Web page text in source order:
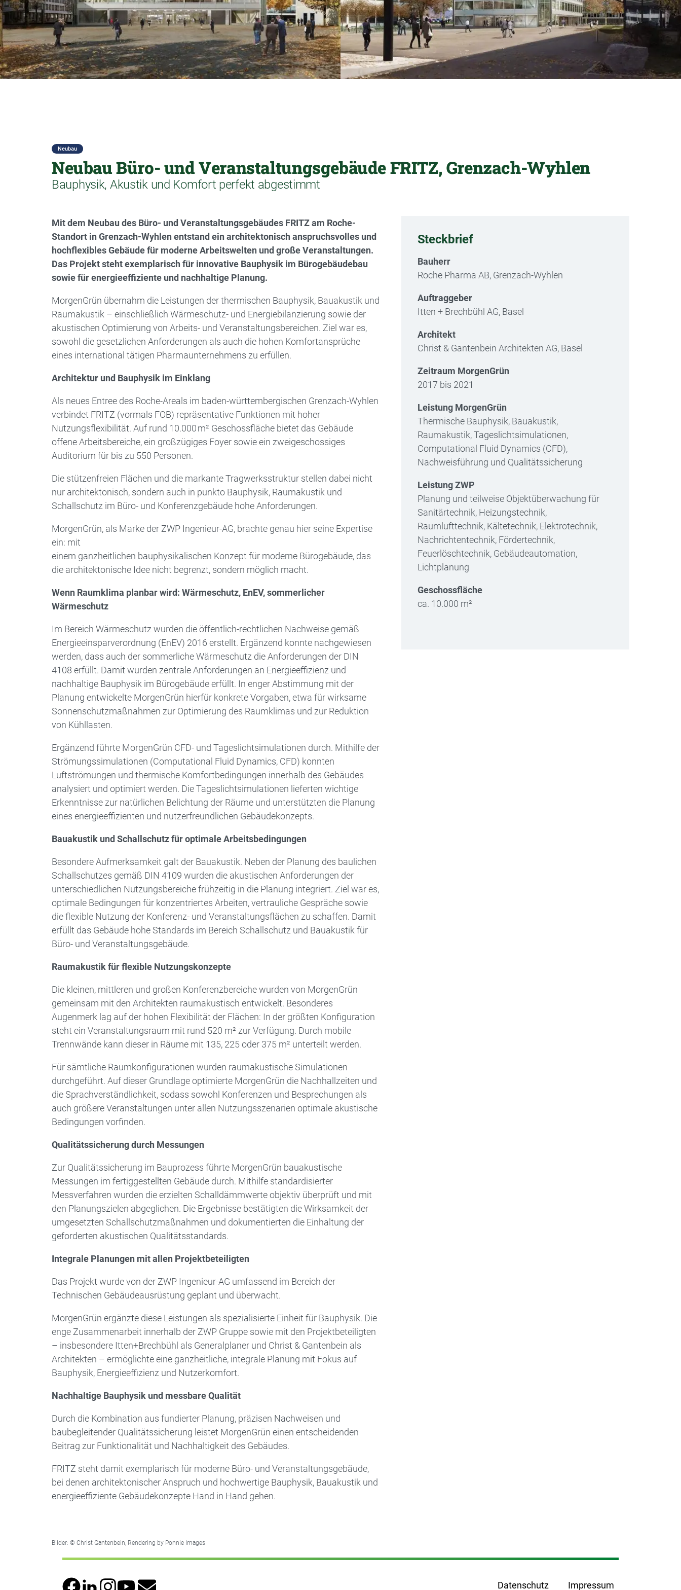
Neubau
Neubau Büro- und Veranstaltungsgebäude FRITZ, Grenzach-Wyhlen
Bauphysik, Akustik und Komfort perfekt abgestimmt
Mit dem Neubau des Büro- und Veranstaltungsgebäudes FRITZ am Roche-
Standort in Grenzach-Wyhlen entstand ein architektonisch anspruchsvolles und
hochflexibles Gebäude für moderne Arbeitswelten und große Veranstaltungen.
Das Projekt steht exemplarisch für innovative Bau­physik im Bürogebäudebau
sowie für energie­effiziente und nachhaltige Planung.
MorgenGrün übernahm die Leistungen der ­ther­mischen Bauphysik, Bauakustik und
Raumakustik – einschließlich Wärmeschutz- und ­Ener­giebilanzierung sowie der
akustischen Optimierung von Arbeits- und Veranstaltungsbereichen. Ziel war es,
sowohl die gesetzlichen Anforderungen als auch die hohen Komfortansprüche
eines inter­national tätigen Pharmaunternehmens zu erfüllen.
Architektur und Bauphysik im Einklang
Als neues Entree des Roche-Areals im baden-­württembergischen Grenzach-Wyhlen
verbindet FRITZ (vormals FOB) repräsentative Funktionen mit hoher
Nutzungsflexibilität. Auf rund 10.000 m² Geschossfläche bietet das Gebäude
offene Arbeitsbereiche, ein großzügiges Foyer sowie ein zweigeschossiges
Auditorium für bis zu 550 Personen.
Die stützenfreien Flächen und die markante Tragwerksstruktur stellen dabei nicht
nur architektonisch, sondern auch in punkto Bau­physik, Raumakustik und
Schallschutz im Büro- und Konferenzgebäude hohe Anforderungen.
MorgenGrün, als Marke der ZWP Ingenieur-AG, brachte genau hier seine Expertise
ein: mit
einem ganzheitlichen bauphysikalischen Konzept für moderne Bürogebäude, das
die architektonische Idee nicht begrenzt, sondern möglich macht.
Wenn Raumklima planbar wird: Wärmeschutz, EnEV, sommerlicher
Wärmeschutz
Im Bereich Wärmeschutz wurden die öffentlich-rechtlichen Nachweise gemäß
Energieeinsparverordnung (EnEV) 2016 erstellt. Ergänzend konnte nachgewiesen
werden, dass auch der sommerliche Wärmeschutz die Anforderungen der DIN
4108 erfüllt. Damit wurden zentrale Anforderungen an Energieeffizienz und
nachhaltige Bauphysik im Bürogebäude erfüllt. In enger Abstimmung mit der
Planung entwickelte MorgenGrün hierfür konkrete Vorgaben, etwa für wirksame
Sonnenschutzmaßnahmen zur Optimierung des Raumklimas und zur Reduktion
von Kühllasten.
Ergänzend führte MorgenGrün CFD- und Tageslichtsimulationen durch. Mithilfe der
Strömungssimulationen (Computational Fluid Dynamics, CFD) konnten
Luftströmungen und thermische Komfortbedingungen innerhalb des Gebäudes
analysiert und optimiert werden. Die Tageslichtsimulationen lieferten wichtige
Erkenntnisse zur natürlichen Belichtung der Räume und unterstützten die Planung
eines energieeffizienten und nutzerfreundlichen Gebäudekonzepts.
Bauakustik und Schallschutz für optimale Arbeitsbedingungen
Besondere Aufmerksamkeit galt der Bauakustik. Neben der Planung des baulichen
Schallschutzes gemäß DIN 4109 wurden die akustischen Anforderungen der
unterschiedlichen Nutzungsbereiche frühzeitig in die Planung integriert. Ziel war es,
optimale Bedingungen für konzentriertes Arbeiten, vertrauliche Gespräche sowie
die flexible Nutzung der Konferenz- und Veranstaltungsflächen zu schaffen. Damit
erfüllt das Gebäude hohe Standards im Bereich Schallschutz und Bauakustik für
Büro- und Veranstaltungs­gebäude.
Raumakustik für flexible Nutzungskonzepte
Die kleinen, mittleren und großen Konferenzbereiche wurden von MorgenGrün
gemeinsam mit den Architekten raumakustisch entwickelt. Besonderes
Augenmerk lag auf der hohen Flexibilität der Flächen: In der größten Konfiguration
steht ein Veranstaltungsraum mit rund 520 m² zur Verfügung. Durch mobile
Trennwände kann dieser in Räume mit 135, 225 oder 375 m² unterteilt werden.
Für sämtliche Raumkonfigurationen wurden raumakustische Simulationen
durchgeführt. Auf dieser Grundlage optimierte MorgenGrün die Nachhallzeiten und
die Sprachverständlichkeit, sodass sowohl Konferenzen und Besprechungen als
auch größere Veranstaltungen unter allen Nutzungsszenarien optimale akustische
Bedingungen vorfinden.
Qualitätssicherung durch Messungen
Zur Qualitätssicherung im Bauprozess führte ­MorgenGrün bauakustische
Messungen im fertiggestellten Gebäude durch. Mithilfe standardisierter
Messverfahren wurden die erzielten Schalldämmwerte objektiv überprüft und mit
den Planungszielen abgeglichen. Die Ergebnisse bestätigten die Wirksamkeit der
umgesetzten Schallschutzmaßnahmen und dokumentierten die Einhaltung der
geforderten akustischen Qualitätsstandards.
Integrale Planungen mit allen Projektbeteiligten
Das Projekt wurde von der ZWP Ingenieur-AG umfassend im Bereich der
Technischen Gebäudeausrüstung geplant und überwacht.
MorgenGrün ergänzte diese Leistungen als spezia­lisierte Einheit für Bauphysik. Die
enge Zusammenarbeit innerhalb der ZWP Gruppe sowie mit den Projektbeteiligten
– insbesondere Itten+Brechbühl als Generalplaner und Christ & Gantenbein als
Architekten – ermöglichte eine ganzheitliche, inte­grale Planung mit Fokus auf
Bauphysik, Energie­effizienz und Nutzer­komfort.
Nachhaltige Bauphysik und messbare Qualität
Durch die Kombination aus fundierter Planung, präzisen Nachweisen und
baubegleitender Qualitätssicherung leistet MorgenGrün einen entscheidenden
Beitrag zur Funktionalität und Nachhaltigkeit des Gebäudes.
FRITZ steht damit exemplarisch für moderne Büro- und Veranstaltungsgebäude,
bei denen architektonischer Anspruch und hochwertige Bauphysik, Bauakustik und
energieeffiziente ­Gebäudekonzepte Hand in Hand gehen.
Bilder: © Christ Gantenbein, Rendering by Ponnie Images
Steckbrief
Bauherr
Roche Pharma AB, Grenzach-Wyhlen
Auftraggeber
Itten + Brechbühl AG, Basel
Architekt
Christ & Gantenbein Architekten AG, Basel
Zeitraum MorgenGrün
2017 bis 2021
Leistung MorgenGrün
Thermische Bauphysik, Bauakustik,
Raumakustik, Tageslichtsimulationen,
Computational Fluid Dynamics (CFD),
Nachweisführung und Qualitätssicherung
Leistung ZWP
Planung und teilweise Objektüberwachung für
Sanitärtechnik, Heizungstechnik,
Raumlufttechnik, Kältetechnik, Elektrotechnik,
Nachrichtentechnik, Fördertechnik,
Feuerlöschtechnik, Gebäudeautomation,
Lichtplanung
Geschossfläche
ca. 10.000 m²
Fußzeilenmenü
Datenschutz Impressum